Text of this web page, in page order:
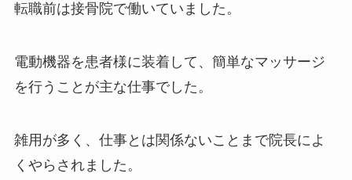
転職前は接骨院で働いていました。
電動機器を患者様に装着して、簡単なマッサージ
を行うことが主な仕事でした。
雑用が多く、仕事とは関係ないことまで院長によ
くやらされました。